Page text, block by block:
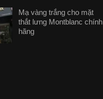
Mạ vàng trắng cho mặt
thắt lưng Montblanc chính
hãng